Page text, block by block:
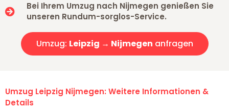
Bei Ihrem Umzug nach Nijmegen genießen Sie
unseren Rundum-sorglos-Service.
Umzug: Leipzig → Nijmegen anfragen
Umzug Leipzig Nijmegen: Weitere Informationen &
Details